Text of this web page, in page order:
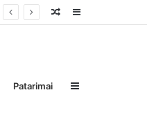
Sidebar
Random
Patarimai Sidebar